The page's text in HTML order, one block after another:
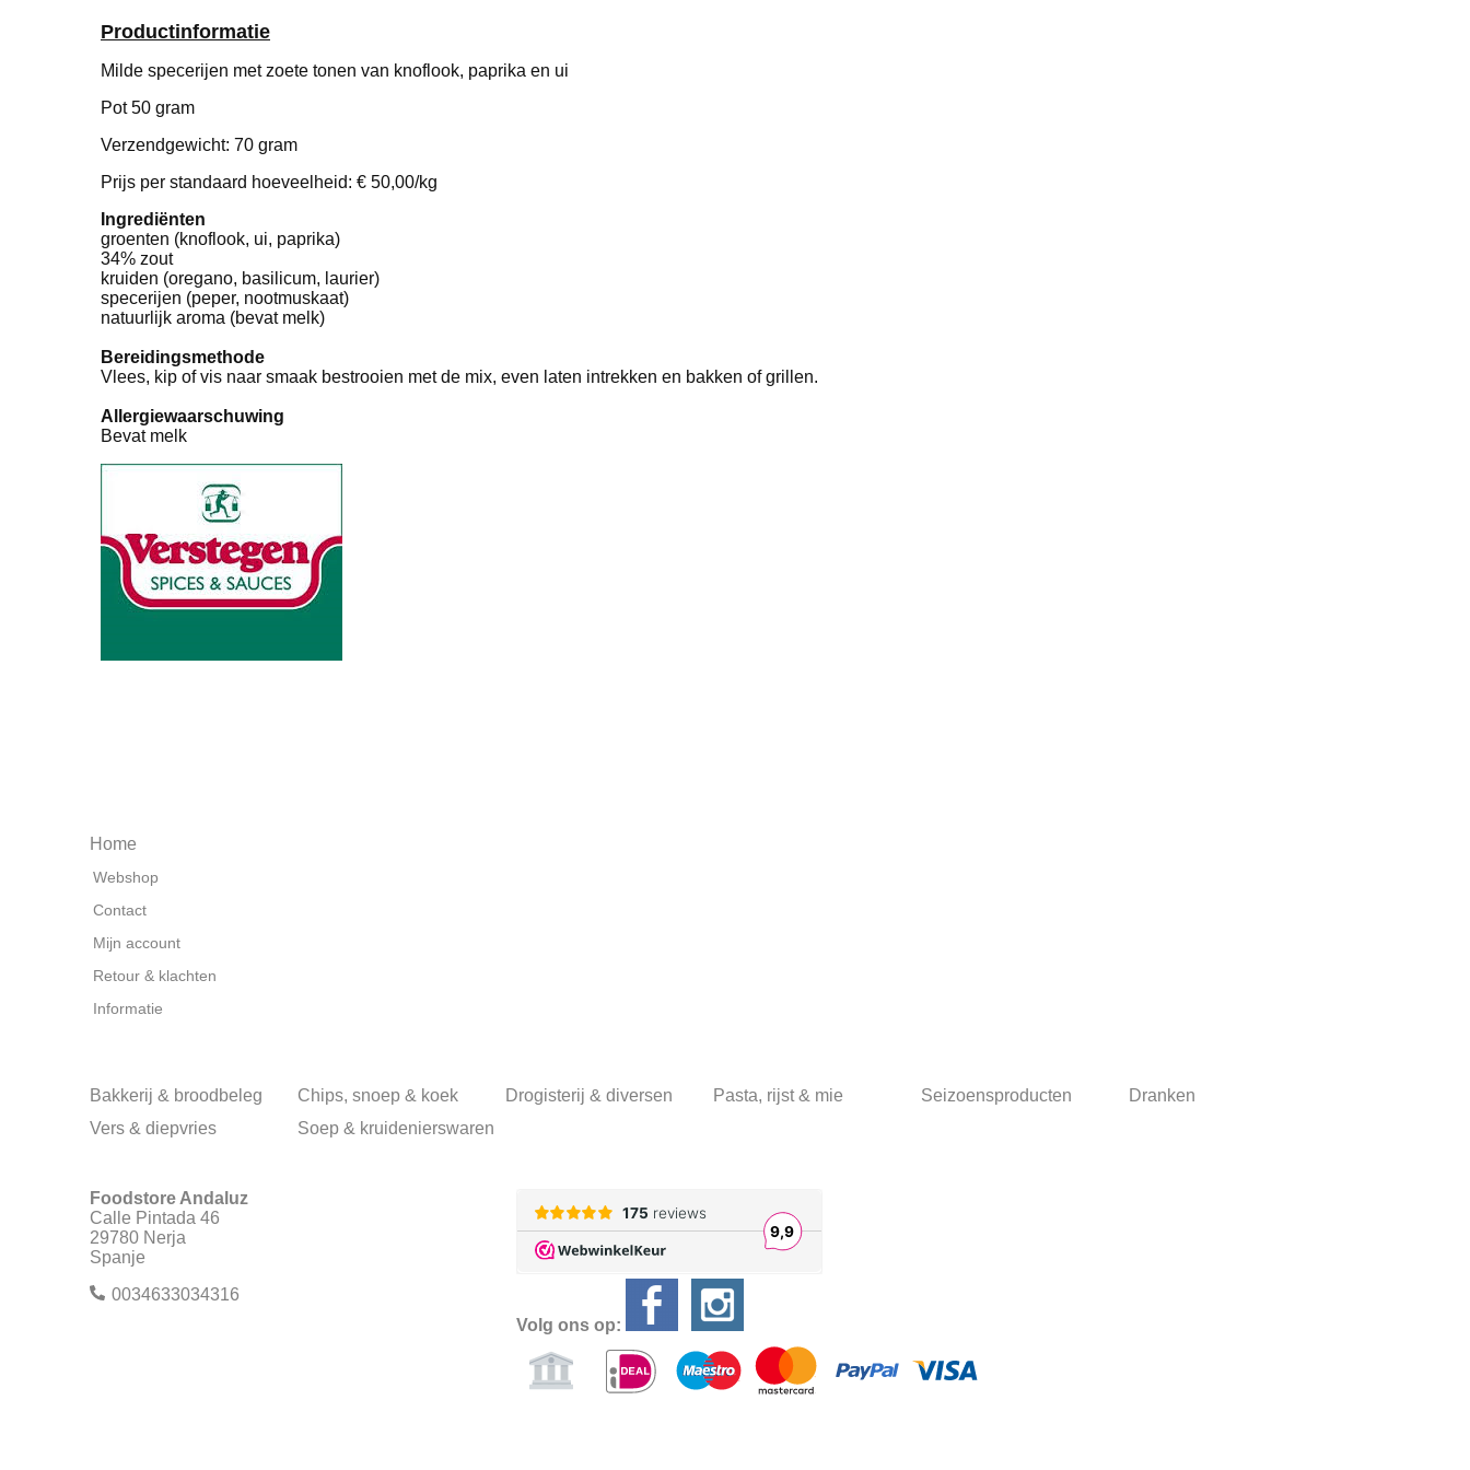
Productinformatie
Milde specerijen met zoete tonen van knoflook, paprika en ui
Pot 50 gram
Verzendgewicht: 70 gram
Prijs per standaard hoeveelheid: € 50,00/kg
Ingrediënten
groenten (knoflook, ui, paprika)
34% zout
kruiden (oregano, basilicum, laurier)
specerijen (peper, nootmuskaat)
natuurlijk aroma (bevat melk)
Bereidingsmethode
Vlees, kip of vis naar smaak bestrooien met de mix, even laten intrekken en bakken of grillen.
Allergiewaarschuwing
Bevat melk
Home
Webshop
Contact
Mijn account
Retour & klachten
Informatie
Bakkerij & broodbeleg Chips, snoep & koek Drogisterij & diversen Pasta, rijst & mie Seizoensproducten
Dranken
Vers & diepvries
Soep & kruidenierswaren
Foodstore Andaluz
Calle Pintada 46
29780 Nerja
Spanje
0034633034316
Volg ons op: